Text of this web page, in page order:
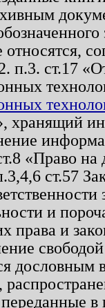
п.3. ст.17
хранящий
«Право
ст.57
и
права и
дословным
в